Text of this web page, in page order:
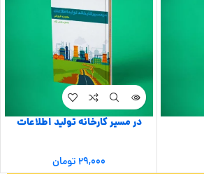
در مسیر کارخانه تولید اطلاعات
۲۹,۰۰۰تومان